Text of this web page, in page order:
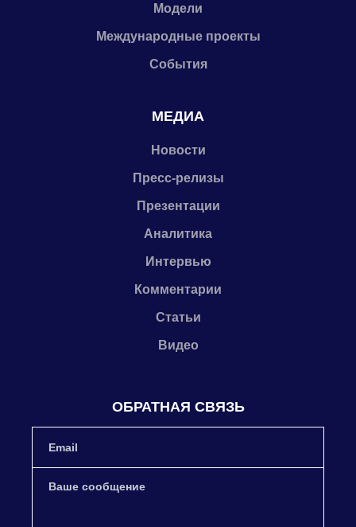
Модели
Международные проекты
События
МЕДИА
Новости
Пресс-релизы
Презентации
Аналитика
Интервью
Комментарии
Статьи
Видео
ОБРАТНАЯ СВЯЗЬ